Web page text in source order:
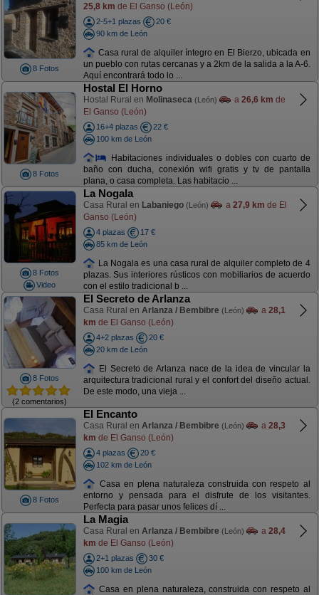
8 Fotos
25,8 km de El Ganso (León)
2-5+1 plazas
20 €
90 km de León
Casa rural de alquiler íntegro en El Bierzo, ubicada en
un pueblo con rutas cercanas y a 2km de la salida a la A-6.
Aquí encontrará todo lo ...
8 Fotos
Hostal El Horno
Hostal Rural en Molinaseca (León) a 26,6 km de
El Ganso (León)
16+4 plazas
22 €
100 km de León
Habitaciones individuales o dobles con cuarto de
baño con ducha, conexión wifi gratis y tv de pantalla
plana, o casa completa. Las habitacio ...
8 Fotos
Video
La Nogala
Casa Rural en Labaniego (León) a 27,9 km de El
Ganso (León)
4 plazas
17 €
85 km de León
La Nogala es una casa rural de alquiler completo de 4
plazas. Sus interiores rústicos con mobiliarios de acuerdo
con el estilo tradicional b ...
8 Fotos
(2 comentarios)
El Secreto de Arlanza
Casa Rural en Arlanza / Bembibre (León) a 28,1
km de El Ganso (León)
4+2 plazas
20 €
20 km de León
El Secreto de Arlanza nace de la idea de vincular la
arquitectura tradicional rural y el confort del diseño actual.
De este modo, una vieja ...
8 Fotos
El Encanto
Casa Rural en Arlanza / Bembibre (León) a 28,3
km de El Ganso (León)
4 plazas
20 €
102 km de León
Casa en plena naturaleza construida con respeto al
entorno y pensada para el disfrute de los visitantes.
Perfecta para pasar unos felices dí ...
La Magia
Casa Rural en Arlanza / Bembibre (León) a 28,4
km de El Ganso (León)
2+1 plazas
30 €
100 km de León
Casa en plena naturaleza, construida con respeto al